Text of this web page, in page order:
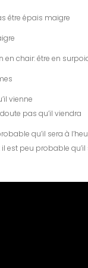
être épais maigre
en chair: être en
vienne
pas qu’il viendra
qu’il sera à
peu probable qu’il